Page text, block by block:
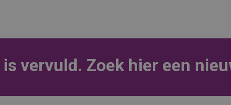
vervuld. Zoek hier een